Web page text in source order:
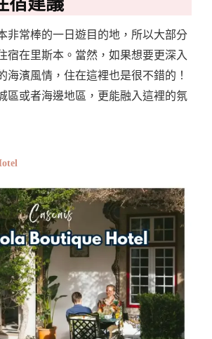
非常棒的一日遊目的地，所以大部分
宿在里斯本。當然，如果想要更深入
海濱風情，住在這裡也是很不錯的！
區或者海邊地區，更能融入這裡的氛